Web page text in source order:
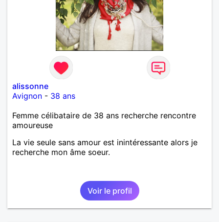
alissonne
Avignon - 38 ans
Femme célibataire de 38 ans recherche rencontre
amoureuse
La vie seule sans amour est inintéressante alors je
recherche mon âme soeur.
Voir le profil